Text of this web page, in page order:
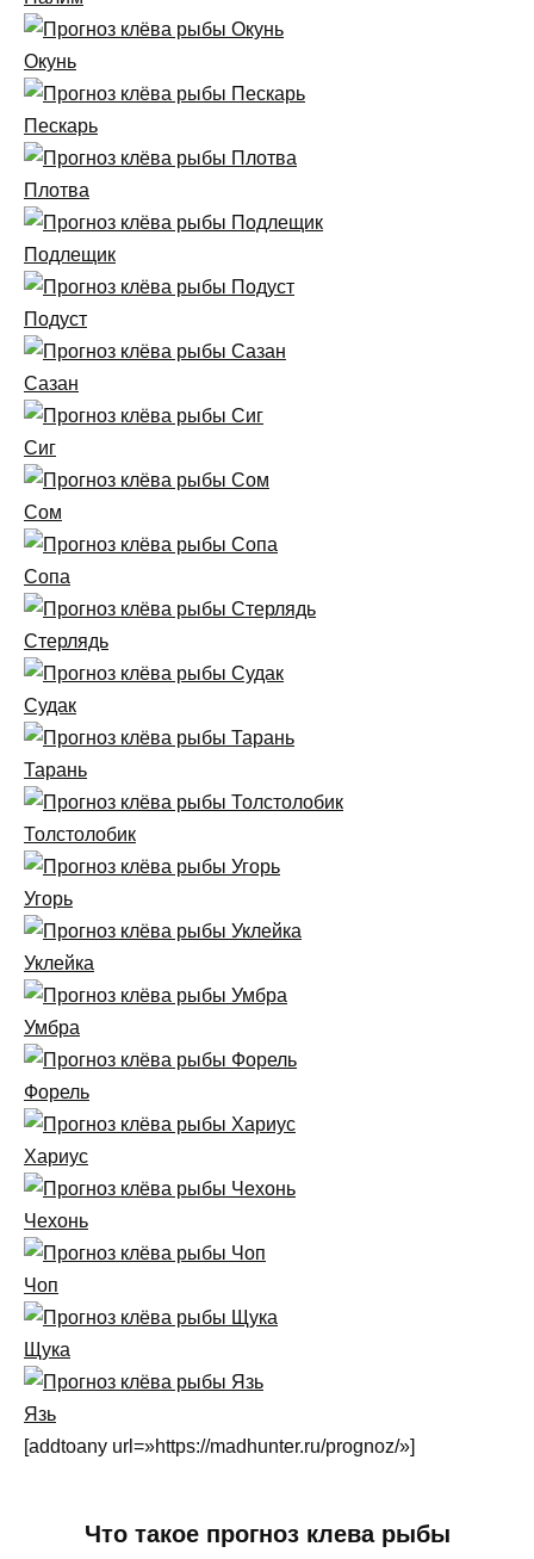
Окунь
Пескарь
Плотва
Подлещик
Подуст
Сазан
Сиг
Сом
Сопа
Стерлядь
Судак
Тарань
Толстолобик
Угорь
Уклейка
Умбра
Форель
Хариус
Чехонь
Чоп
Щука
Язь
[addtoany url=»https://madhunter.ru/prognoz/»]
Что такое прогноз клева рыбы